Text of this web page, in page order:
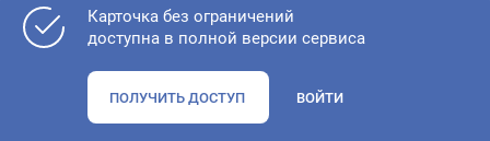
Проверьте учредительные документы, адрес регистрации и
Карточка без ограничений
доступна в полной версии сервиса
ПОЛУЧИТЬ ДОСТУП ВОЙТИ